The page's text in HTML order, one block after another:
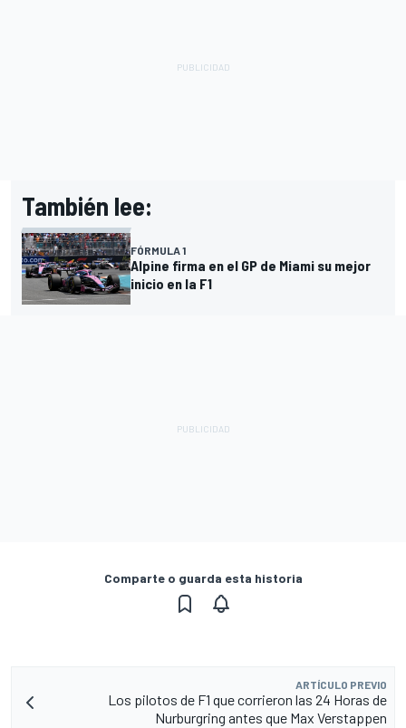
También lee:
FÓRMULA 1
Alpine firma en el GP de Miami su mejor
inicio en la F1
Comparte o guarda esta historia
ARTÍCULO PREVIO
Los pilotos de F1 que corrieron las 24 Horas de
Nurburgring antes que Max Verstappen